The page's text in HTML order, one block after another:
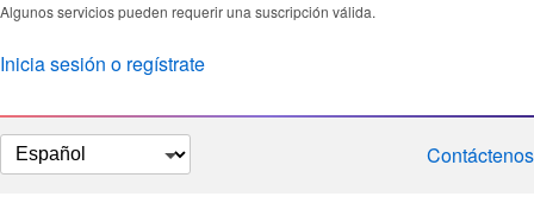
Algunos servicios pueden requerir una suscripción válida.
Inicia sesión o regístrate
Cambiar
el
Contáctenos